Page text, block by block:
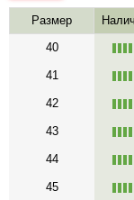
Размер
40
41
42
43
44
45